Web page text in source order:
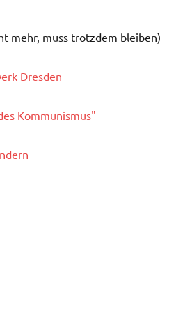
mehr, muss trotzdem bleiben)
Dresden
Kommunismus"